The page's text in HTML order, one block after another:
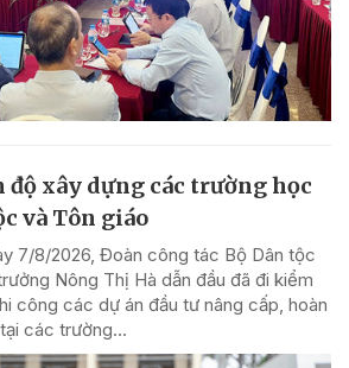
xây dựng các trường học
và Tôn giáo
7/8/2026, Đoàn công tác Bộ Dân tộc
Nông Thị Hà dẫn đầu đã đi kiểm
công các dự án đầu tư nâng cấp, hoàn
các trường...